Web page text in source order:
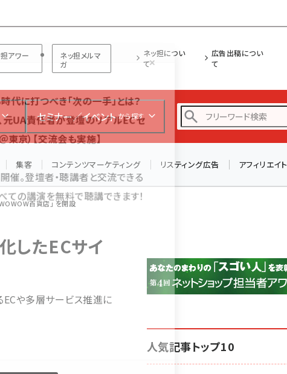
アワー
ネッ担メルマ
ガ
ネッ担につい
て
広告出稿につい
て
セミナー／イベント から探す
アスクル (1119)
base (1077)
集客 コンテンツマーケティング リスティング広告 アフィリエイト
百貨店」 を開設
したECサイ
や多層サービス推進に
人気記事トップ10
代に打つべき「次の一手」とは？
元UA責任者が登壇のリアルECセ
東京）【交流会も実施】
催。登壇者・聴講者と交流できる
ての講演を無料で聴講できます！